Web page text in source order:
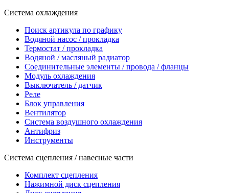
Система охлаждения
Поиск артикула по графику
Водяной насос / прокладка
Термостат / прокладка
Водяной / масляный радиатор
Соединительные элементы / провода / фланцы
Модуль охлаждения
Выключатель / датчик
Реле
Блок управления
Вентилятор
Система воздушного охлаждения
Антифриз
Инструменты
Система сцепления / навесные части
Комплект сцепления
Нажимной диск сцепления